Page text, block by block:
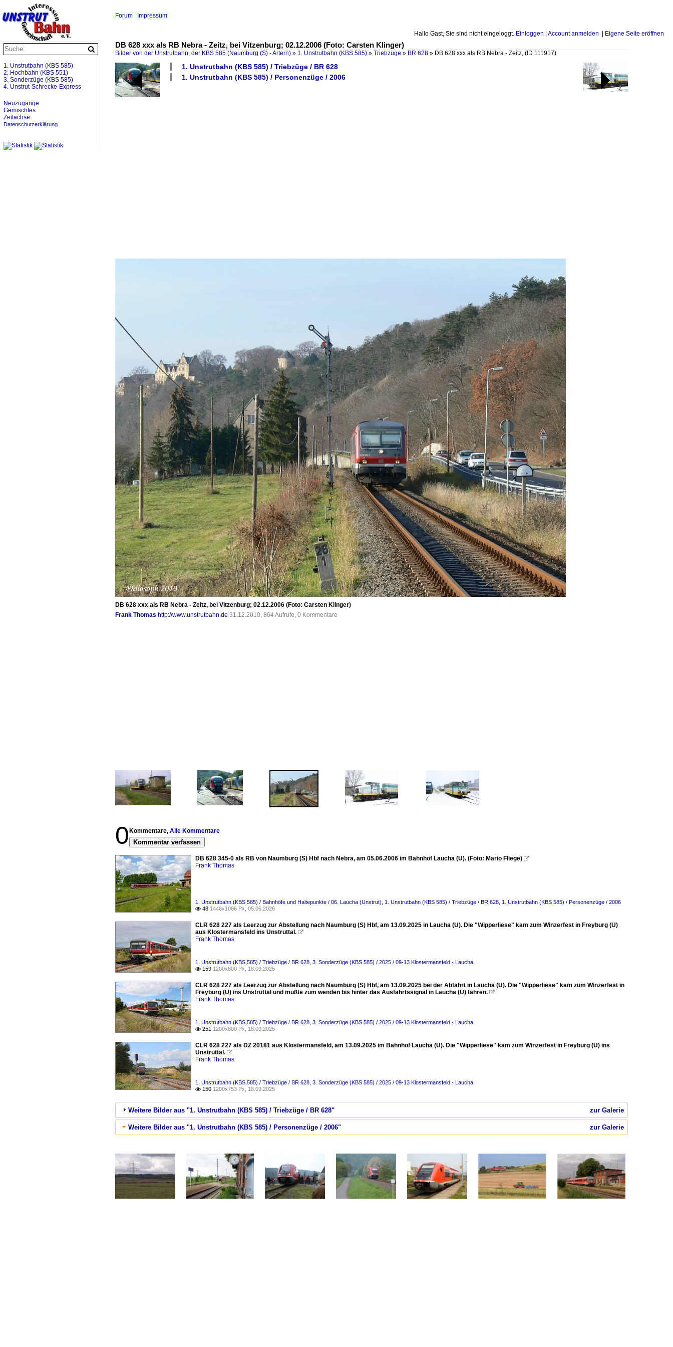
Hallo Gast, Sie sind nicht eingeloggt. Einloggen Account anmelden Eigene Seite eröffnen
Forum Impressum
DB 628 xxx als RB Nebra - Zeitz, bei Vitzenburg; 02.12.2006 (Foto: Carsten Klinger)
Bilder von der Unstrutbahn, der KBS 585 (Naumburg (S) - Artern) » 1. Unstrutbahn (KBS 585) » Triebzüge » BR 628 » DB 628 xxx als RB Nebra - Zeitz, (ID 111917)
1. Unstrutbahn (KBS 585) / Triebzüge / BR 628
1. Unstrutbahn (KBS 585) / Personenzüge / 2006
DB 628 xxx als RB Nebra - Zeitz, bei Vitzenburg; 02.12.2006 (Foto: Carsten Klinger)
Frank Thomas http://www.unstrutbahn.de 31.12.2010, 864 Aufrufe, 0 Kommentare
0 Kommentare, Alle Kommentare
Kommentar verfassen
DB 628 345-0 als RB von Naumburg (S) Hbf nach Nebra, am 05.06.2006 im Bahnhof Laucha (U). (Foto: Mario Fliege) 
Frank Thomas
1. Unstrutbahn (KBS 585) / Bahnhöfe und Haltepunkte / 06. Laucha (Unstrut) 1. Unstrutbahn (KBS 585) / Triebzüge / BR 628 1. Unstrutbahn (KBS 585) / Personenzüge / 2006
 48 1448x1086 Px, 05.06.2026
CLR 628 227 als Leerzug zur Abstellung nach Naumburg (S) Hbf, am 13.09.2025 in Laucha (U). Die "Wipperliese" kam zum Winzerfest in Freyburg (U)
aus Klostermansfeld ins Unstruttal. 
Frank Thomas
1. Unstrutbahn (KBS 585) / Triebzüge / BR 628 3. Sonderzüge (KBS 585) / 2025 / 09-13 Klostermansfeld - Laucha
 159 1200x800 Px, 18.09.2025
CLR 628 227 als Leerzug zur Abstellung nach Naumburg (S) Hbf, am 13.09.2025 bei der Abfahrt in Laucha (U). Die "Wipperliese" kam zum Winzerfest in
Freyburg (U) ins Unstruttal und mußte zum wenden bis hinter das Ausfahrtssignal in Laucha (U) fahren. 
Frank Thomas
1. Unstrutbahn (KBS 585) / Triebzüge / BR 628 3. Sonderzüge (KBS 585) / 2025 / 09-13 Klostermansfeld - Laucha
 251 1200x800 Px, 18.09.2025
CLR 628 227 als DZ 20181 aus Klostermansfeld, am 13.09.2025 im Bahnhof Laucha (U). Die "Wipperliese" kam zum Winzerfest in Freyburg (U) ins
Unstruttal. 
Frank Thomas
1. Unstrutbahn (KBS 585) / Triebzüge / BR 628 3. Sonderzüge (KBS 585) / 2025 / 09-13 Klostermansfeld - Laucha
 150 1200x753 Px, 18.09.2025
zur Galerie
Weitere Bilder aus "1. Unstrutbahn (KBS 585) / Triebzüge / BR 628"
zur Galerie
Weitere Bilder aus "1. Unstrutbahn (KBS 585) / Personenzüge / 2006"
1. Unstrutbahn (KBS 585)
2. Hochbahn (KBS 551)
3. Sonderzüge (KBS 585)
4. Unstrut-Schrecke-Express
Neuzugänge
Gemischtes
Zeitachse
Datenschutzerklärung